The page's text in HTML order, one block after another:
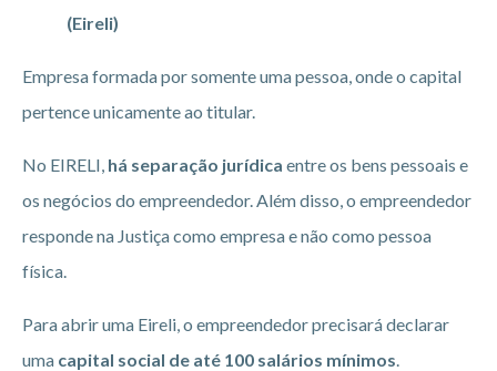
(Eireli)
Empresa formada por somente uma pessoa, onde o capital
pertence unicamente ao titular.
No EIRELI, há separação jurídica entre os bens pessoais e
os negócios do empreendedor. Além disso, o empreendedor
responde na Justiça como empresa e não como pessoa
física.
Para abrir uma Eireli, o empreendedor precisará declarar
uma capital social de até 100 salários mínimos